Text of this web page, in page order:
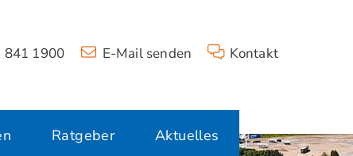
841 1900 E-Mail senden Kontakt
Ratgeber Aktuelles